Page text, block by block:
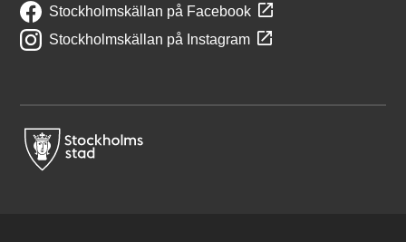
Stockholmskällan på Facebook
Stockholmskällan på Instagram